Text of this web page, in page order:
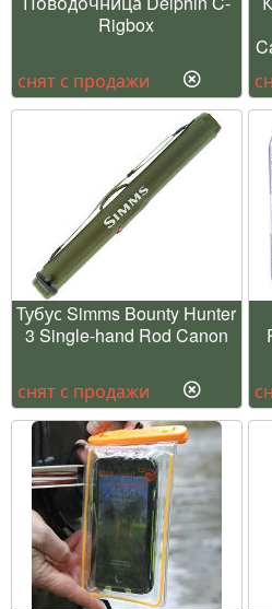
Rigbox
снят с продажи
Тубус Simms Bounty Hunter
3 Single-hand Rod Canon
снят с продажи